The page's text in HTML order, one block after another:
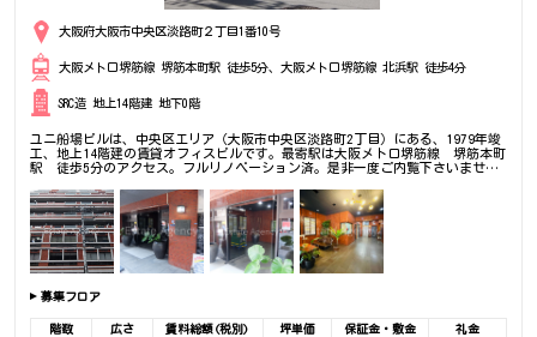
大阪府大阪市中央区淡路町２丁目1番10号
大阪メトロ堺筋線 堺筋本町駅 徒歩5分、大阪メトロ堺筋線 北浜駅 徒歩4分
SRC造 地上14階建 地下0階
ユニ船場ビルは、中央区エリア（大阪市中央区淡路町2丁目）にある、1979年竣
工、地上14階建の賃貸オフィスビルです。最寄駅は大阪メトロ堺筋線 堺筋本町
駅 徒歩5分のアクセス。フルリノベーション済。是非一度ご内覧下さいませ！
募集フロア
階数 広さ 賃料総額(税別) 坪単価 保証金・敷金
礼金